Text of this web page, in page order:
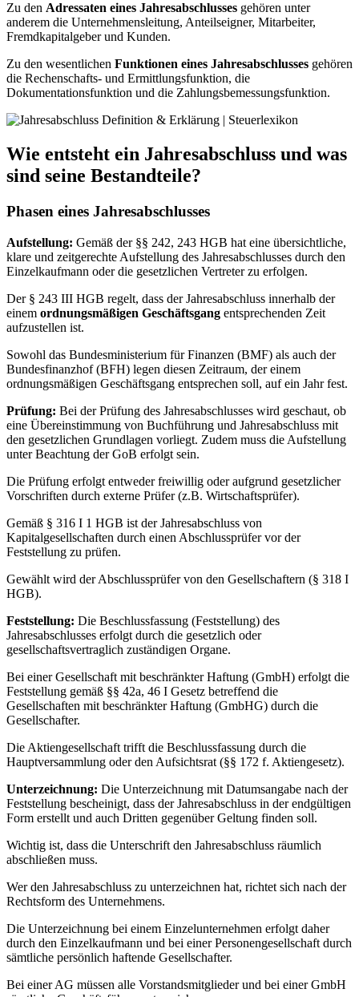
Zu den Adressaten eines Jahresabschlusses gehören unter
anderem die Unternehmensleitung, Anteilseigner, Mitarbeiter,
Fremdkapitalgeber und Kunden.
Zu den wesentlichen Funktionen eines Jahresabschlusses gehören
die Rechenschafts- und Ermittlungsfunktion, die
Dokumentationsfunktion und die Zahlungsbemessungsfunktion.
Wie entsteht ein Jahresabschluss und was
sind seine Bestandteile?
Phasen eines Jahresabschlusses
Aufstellung: Gemäß der §§ 242, 243 HGB hat eine übersichtliche,
klare und zeitgerechte Aufstellung des Jahresabschlusses durch den
Einzelkaufmann oder die gesetzlichen Vertreter zu erfolgen.
Der § 243 III HGB regelt, dass der Jahresabschluss innerhalb der
einem ordnungsmäßigen Geschäftsgang entsprechenden Zeit
aufzustellen ist.
Sowohl das Bundesministerium für Finanzen (BMF) als auch der
Bundesfinanzhof (BFH) legen diesen Zeitraum, der einem
ordnungsmäßigen Geschäftsgang entsprechen soll, auf ein Jahr fest.
Prüfung: Bei der Prüfung des Jahresabschlusses wird geschaut, ob
eine Übereinstimmung von Buchführung und Jahresabschluss mit
den gesetzlichen Grundlagen vorliegt. Zudem muss die Aufstellung
unter Beachtung der GoB erfolgt sein.
Die Prüfung erfolgt entweder freiwillig oder aufgrund gesetzlicher
Vorschriften durch externe Prüfer (z.B. Wirtschaftsprüfer).
Gemäß § 316 I 1 HGB ist der Jahresabschluss von
Kapitalgesellschaften durch einen Abschlussprüfer vor der
Feststellung zu prüfen.
Gewählt wird der Abschlussprüfer von den Gesellschaftern (§ 318 I
HGB).
Feststellung: Die Beschlussfassung (Feststellung) des
Jahresabschlusses erfolgt durch die gesetzlich oder
gesellschaftsvertraglich zuständigen Organe.
Bei einer Gesellschaft mit beschränkter Haftung (GmbH) erfolgt die
Feststellung gemäß §§ 42a, 46 I Gesetz betreffend die
Gesellschaften mit beschränkter Haftung (GmbHG) durch die
Gesellschafter.
Die Aktiengesellschaft trifft die Beschlussfassung durch die
Hauptversammlung oder den Aufsichtsrat (§§ 172 f. Aktiengesetz).
Unterzeichnung: Die Unterzeichnung mit Datumsangabe nach der
Feststellung bescheinigt, dass der Jahresabschluss in der endgültigen
Form erstellt und auch Dritten gegenüber Geltung finden soll.
Wichtig ist, dass die Unterschrift den Jahresabschluss räumlich
abschließen muss.
Wer den Jahresabschluss zu unterzeichnen hat, richtet sich nach der
Rechtsform des Unternehmens.
Die Unterzeichnung bei einem Einzelunternehmen erfolgt daher
durch den Einzelkaufmann und bei einer Personengesellschaft durch
sämtliche persönlich haftende Gesellschafter.
Bei einer AG müssen alle Vorstandsmitglieder und bei einer GmbH